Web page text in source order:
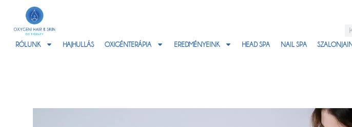
RÓLUNK HAJHULLÁS OXIGÉNTERÁPIA EREDMÉNYEINK HEAD SPA NAIL SPA